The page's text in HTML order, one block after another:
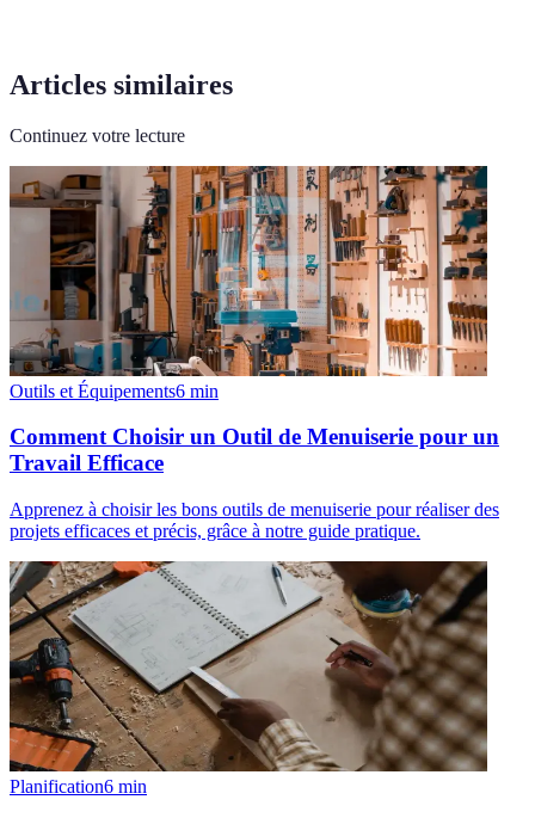
Articles similaires
Continuez votre lecture
Outils et Équipements6 min
Comment Choisir un Outil de Menuiserie pour un
Travail Efficace
Apprenez à choisir les bons outils de menuiserie pour réaliser des
projets efficaces et précis, grâce à notre guide pratique.
Planification6 min